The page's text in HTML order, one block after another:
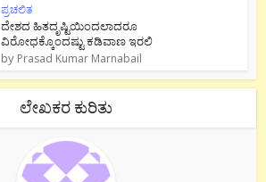
ಪ್ರಚಲಿತ
ದೇಶದ ಹಿತದೃಷ್ಟಿಯಿಂದಲಾದರೂ
ವಿರೋಧಕ್ಕೊಂದಷ್ಟು ಕಡಿವಾಣ ಇರಲಿ
by Prasad Kumar Marnabail
ಲೇಖಕರ ಕುರಿತು